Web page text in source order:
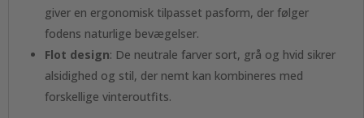
giver en ergonomisk tilpasset pasform, der følger
fodens naturlige bevægelser.
Flot design: De neutrale farver sort, grå og hvid sikrer
alsidighed og stil, der nemt kan kombineres med
forskellige vinteroutfits.